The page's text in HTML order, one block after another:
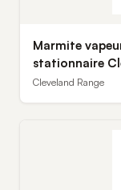
Marmite
stationnaire
Cleveland Range